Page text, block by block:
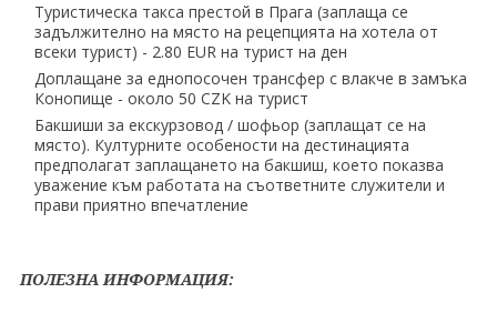
Туристическа такса престой в Прага (заплаща се
задължително на място на рецепцията на хотела от
всеки турист) - 2.80 EUR на турист на ден
Доплащане за еднопосочен трансфер с влакче в замъка
Конопище - около 50 CZK на турист
Бакшиши за екскурзовод ∕ шофьор (заплащат се на
място). Културните особености на дестинацията
предполагат заплащането на бакшиш, което показва
уважение към работата на съответните служители и
прави приятно впечатление
ПОЛЕЗНА ИНФОРМАЦИЯ: